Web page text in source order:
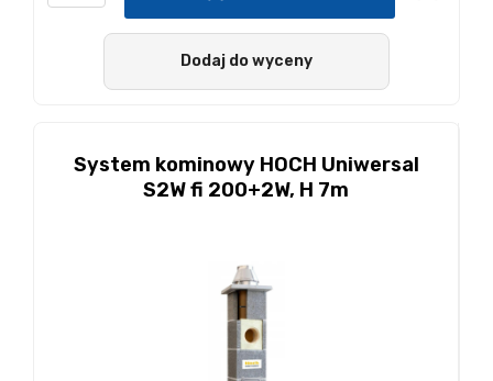
Dodaj do wyceny
System kominowy HOCH Uniwersal
S2W fi 200+2W, H 7m